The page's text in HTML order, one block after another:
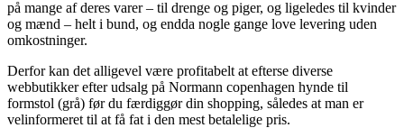
på mange af deres varer – til drenge og piger, og ligeledes til kvinder
og mænd – helt i bund, og endda nogle gange love levering uden
omkostninger.
Derfor kan det alligevel være profitabelt at efterse diverse
webbutikker efter udsalg på Normann copenhagen hynde til
formstol (grå) før du færdiggør din shopping, således at man er
velinformeret til at få fat i den mest betalelige pris.